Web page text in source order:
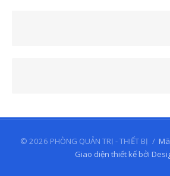
© 2026 PHÒNG QUẢN TRỊ - THIẾT BỊ /
Giao diện thiết kế bởi